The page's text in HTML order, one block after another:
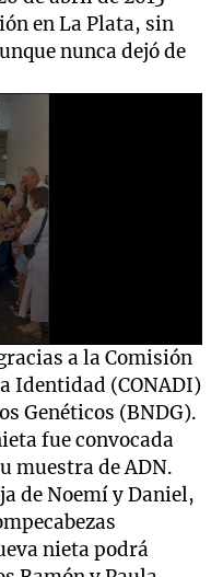
en La Plata, sin
nunca dejó de
a la Comisión
Identidad (CONADI)
Genéticos (BNDG).
fue convocada
muestra de ADN.
de Noemí y Daniel,
nieta podrá